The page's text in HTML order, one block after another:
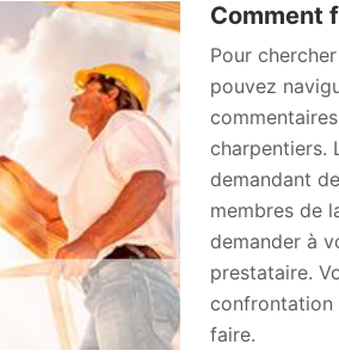
Comment
Pour
pouvez
charpentiers.
demandant
membres de
demander à
prestataire.
confrontation
faire.